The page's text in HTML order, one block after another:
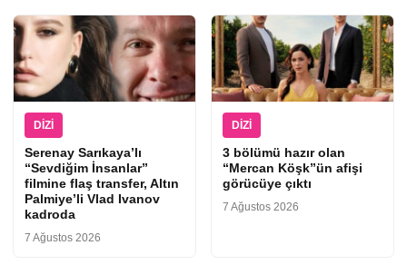
DIZI
Serenay Sarıkaya’lı
“Sevdiğim İnsanlar”
filmine flaş transfer, Altın
Palmiye’li Vlad Ivanov
kadroda
7 Ağustos 2026
DIZI
3 bölümü hazır olan
“Mercan Köşk”ün afişi
görücüye çıktı
7 Ağustos 2026